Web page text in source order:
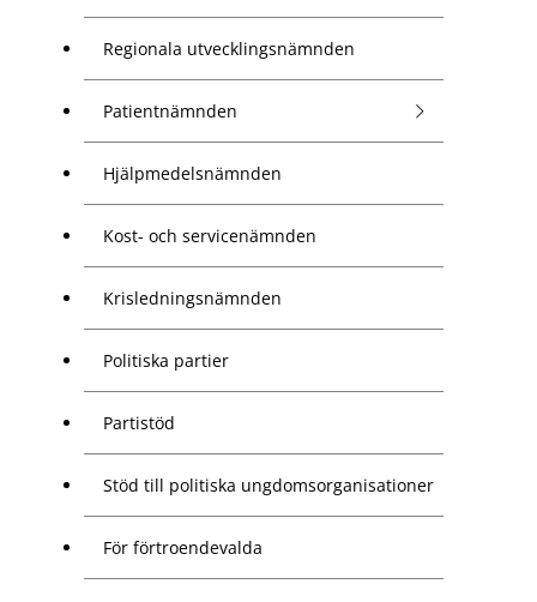
Regionala utvecklingsnämnden
Patientnämnden
Hjälpmedelsnämnden
Kost- och servicenämnden
Krisledningsnämnden
Politiska partier
Partistöd
Stöd till politiska ungdomsorganisationer
För förtroendevalda